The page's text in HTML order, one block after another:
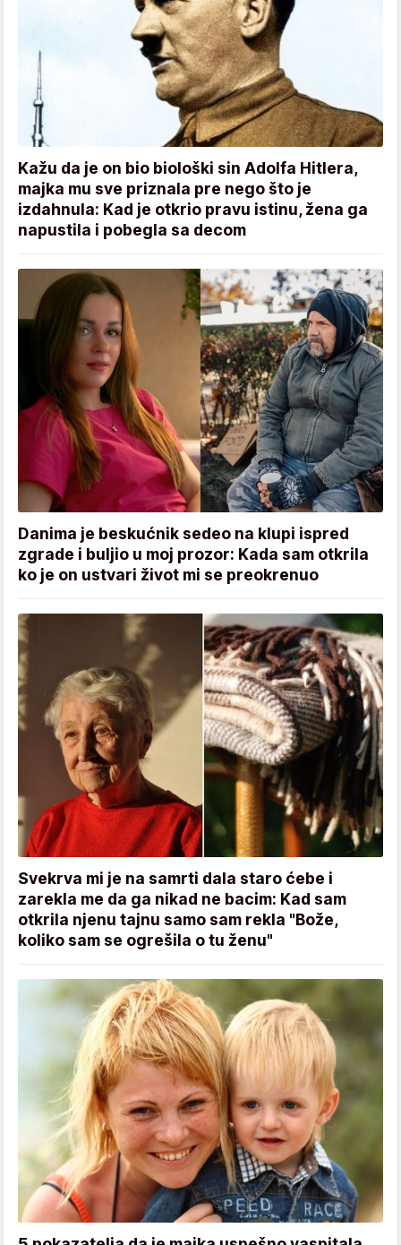
Kažu da je on bio biološki sin Adolfa Hitlera,
majka mu sve priznala pre nego što je
izdahnula: Kad je otkrio pravu istinu, žena ga
napustila i pobegla sa decom
Danima je beskućnik sedeo na klupi ispred
zgrade i buljio u moj prozor: Kada sam otkrila
ko je on ustvari život mi se preokrenuo
Svekrva mi je na samrti dala staro ćebe i
zarekla me da ga nikad ne bacim: Kad sam
otkrila njenu tajnu samo sam rekla "Bože,
koliko sam se ogrešila o tu ženu"